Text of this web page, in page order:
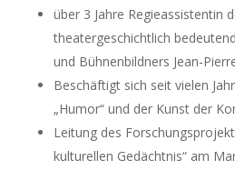
über 3 Jahre Regieassistentin
theatergeschichtlich
und Bühnenbildners Jean-
Beschäftigt sich seit vielen
„Humor“ und der Kunst der
Leitung des
kulturellen Gedächtnis“ am